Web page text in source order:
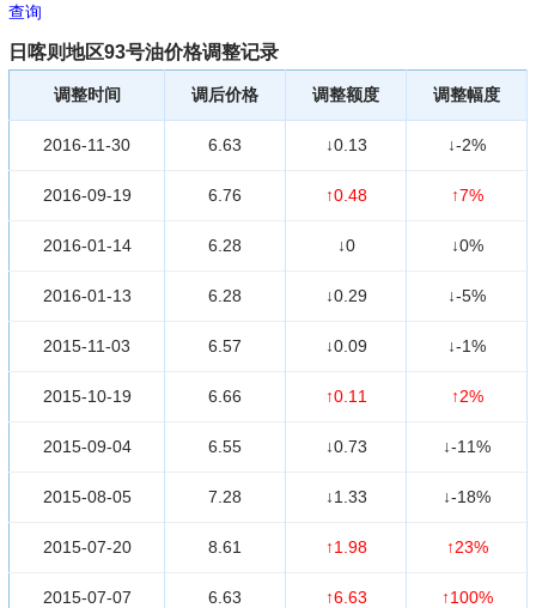
查询
日喀则地区93号油价格调整记录
调整时间 调后价格 调整额度 调整幅度
2016-11-30 6.63 ↓0.13 ↓-2%
2016-09-19 6.76 ↑0.48 ↑7%
2016-01-14 6.28 ↓0 ↓0%
2016-01-13 6.28 ↓0.29 ↓-5%
2015-11-03 6.57 ↓0.09 ↓-1%
2015-10-19 6.66 ↑0.11 ↑2%
2015-09-04 6.55 ↓0.73 ↓-11%
2015-08-05 7.28 ↓1.33 ↓-18%
2015-07-20 8.61 ↑1.98 ↑23%
2015-07-07 6.63 ↑6.63 ↑100%